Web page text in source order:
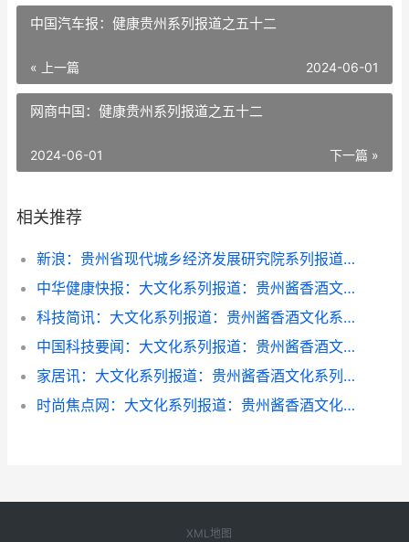
中国汽车报：健康贵州系列报道之五十二
« 上一篇 2024-06-01
网商中国：健康贵州系列报道之五十二
下一篇 »
2024-06-01
相关推荐
新浪：贵州省现代城乡经济发展研究院系列报道之一
中华健康快报：大文化系列报道：贵州酱香酒文化系列报道之二
科技简讯：大文化系列报道：贵州酱香酒文化系列报道之二
中国科技要闻：大文化系列报道：贵州酱香酒文化系列报道之二
家居讯：大文化系列报道：贵州酱香酒文化系列报道之二
时尚焦点网：大文化系列报道：贵州酱香酒文化系列报道之二
XML地图